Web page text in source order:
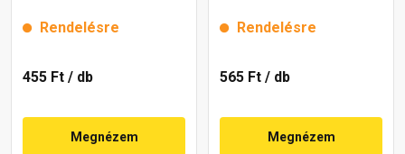
Rendelésre
455 Ft / db
Megnézem
Rendelésre
565 Ft / db
Megnézem